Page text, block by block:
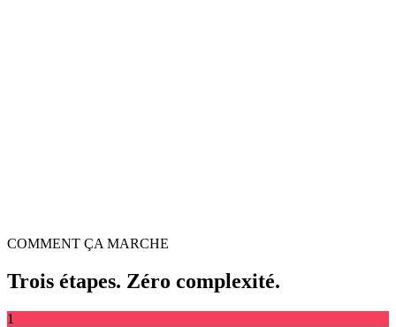
COMMENT ÇA MARCHE
Trois étapes. Zéro complexité.
1